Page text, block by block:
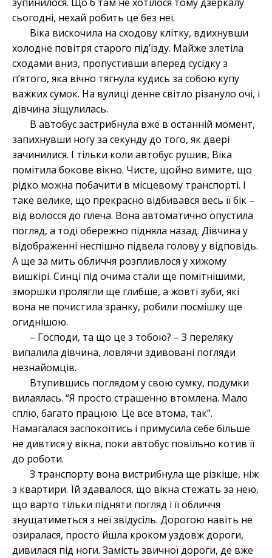
зупинилося. Що б там не хотілося тому дзеркалу
сьогодні, нехай робить це без неї.
Віка вискочила на сходову клітку, вдихнувши
холодне повітря старого під’їзду. Майже злетіла
сходами вниз, пропустивши вперед сусідку з
п’ятого, яка вічно тягнула кудись за собою купу
важких сумок. На вулиці денне світло різануло очі, і
дівчина зіщулилась.
В автобус застрибнула вже в останній момент,
запихнувши ногу за секунду до того, як двері
зачинилися. І тільки коли автобус рушив, Віка
помітила бокове вікно. Чисте, щойно вимите, що
рідко можна побачити в місцевому транспорті. І
таке велике, що прекрасно відбивався весь її бік –
від волосся до плеча. Вона автоматично опустила
погляд, а тоді обережно підняла назад. Дівчина у
відображенні неспішно підвела голову у відповідь.
А ще за мить обличчя розпливлося у хижому
вишкірі. Синці під очима стали ще помітнішими,
зморшки пролягли ще глибше, а жовті зуби, які
вона не почистила зранку, робили посмішку ще
огиднішою.
– Господи, та що це з тобою? – З переляку
випалила дівчина, ловлячи здивовані погляди
незнайомців.
Втупившись поглядом у свою сумку, подумки
вилаялась. “Я просто страшенно втомлена. Мало
сплю, багато працюю. Це все втома, так”.
Намагалася заспокоїтись і примусила себе більше
не дивтися у вікна, поки автобус повільно котив її
до роботи.
З транспорту вона вистрибнула ще різкіше, ніж
з квартири. Їй здавалося, що вікна стежать за нею,
що варто тільки підняти погляд і її обличчя
знущатиметься з неї звідусіль. Дорогою навіть не
озиралася, просто йшла кроком уздовж дороги,
дивилася під ноги. Замість звичної дороги, де вже